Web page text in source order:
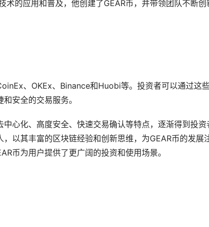
术的应用和普及，他创建了GEAR币，并带领团队不断创
、OKEx、Binance和Huobi等。投资者可以通过这
安全的交易服务。
心化、高度安全、快速交易确认等特点，逐渐得到投资
以其丰富的区块链经验和创新思维，为GEAR币的发展
币为用户提供了更广阔的投资和使用场景。